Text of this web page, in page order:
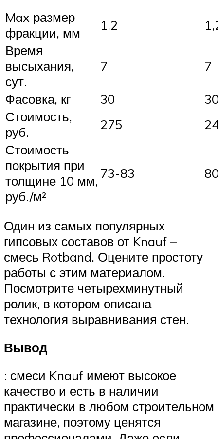
Max размер
фракции, мм
1,2
Время
высыхания,
сут.
7 7
Фасовка, кг 30
Стоимость,
руб.
275
Стоимость
покрытия при
толщине 10 мм,
руб./м²
73-83
Один из самых популярных
гипсовых составов от Knauf –
смесь Rotband. Оцените простоту
работы с этим материалом.
Посмотрите четырехминутный
ролик, в котором описана
технология выравнивания стен.
Вывод
: смеси Knauf имеют высокое
качество и есть в наличии
практически в любом строительном
магазине, поэтому ценятся